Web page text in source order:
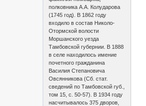
полковника А.А. Колударова
(1745 год). В 1862 году
входило в состав Николо-
Отормской волости
Моршанского уезда
Тамбовской губернии. В 1888
в селе находилось имение
почетного гражданина
Василия Степановича
Овсянникова (Сб. стат.
сведений по Тамбовской губ.,
том 15, с. 50-57). В 1934 году
насчитывалось 375 дворов,